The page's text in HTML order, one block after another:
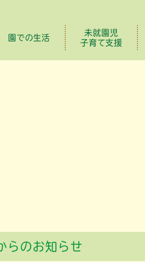
園での生活
未就園児
子育て支援
らのお知らせ